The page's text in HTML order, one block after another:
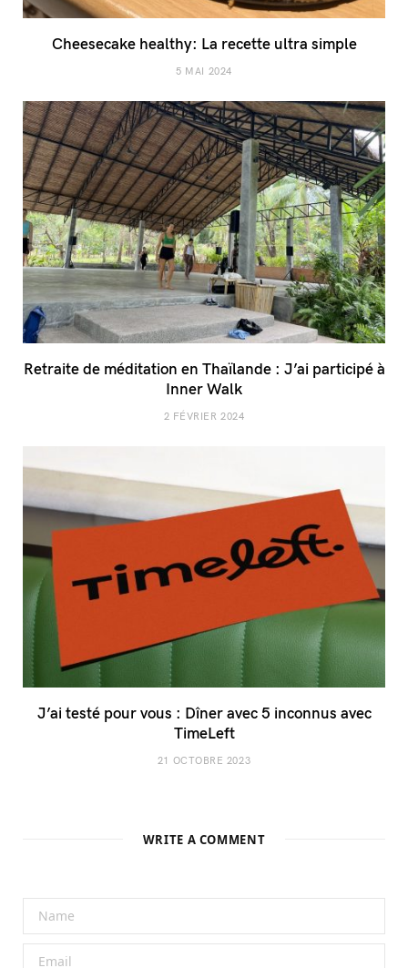
Cheesecake healthy: La recette ultra simple
5 MAI 2024
Retraite de méditation en Thaïlande : J’ai participé à
Inner Walk
2 FÉVRIER 2024
J’ai testé pour vous : Dîner avec 5 inconnus avec
TimeLeft
21 OCTOBRE 2023
WRITE A COMMENT